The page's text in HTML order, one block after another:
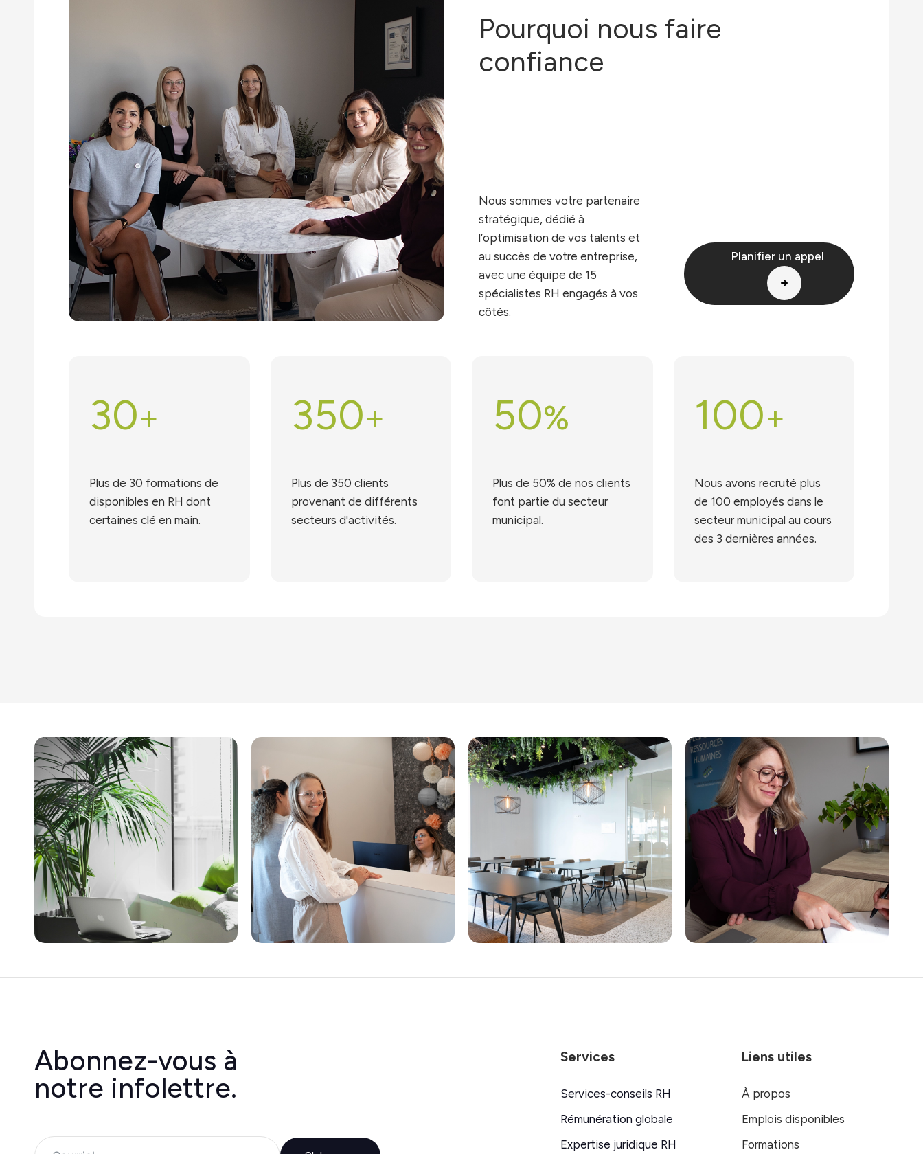
Pourquoi nous faire
confiance
Nous sommes votre partenaire
stratégique, dédié à
l’optimisation de vos talents et
au succès de votre entreprise,
avec une équipe de 15
spécialistes RH engagés à vos
côtés.
Planifier un appel
30+
Plus de 30 formations de
disponibles en RH dont
certaines clé en main.
350+
Plus de 350 clients
provenant de différents
secteurs d'activités.
50%
Plus de 50% de nos clients
font partie du secteur
municipal.
100+
Nous avons recruté plus
de 100 employés dans le
secteur municipal au cours
des 3 dernières années.
Abonnez-vous à
notre infolettre.
Services
Services-conseils RH
Rémunération globale
Expertise juridique RH
Liens utiles
À propos
Emplois disponibles
Formations